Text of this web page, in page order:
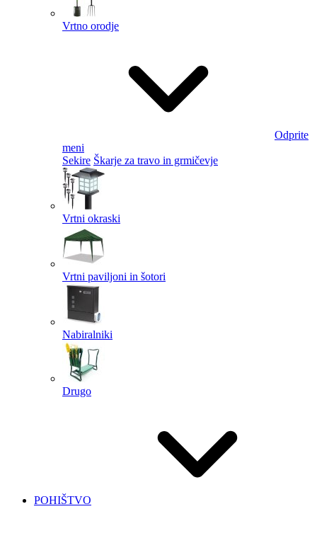
Vrtno orodje
Odprite
meni
Sekire Škarje za travo in grmičevje
Vrtni okraski
Vrtni paviljoni in šotori
Nabiralniki
Drugo
POHIŠTVO